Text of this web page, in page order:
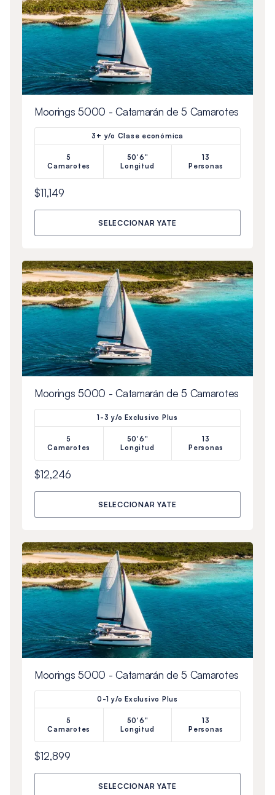
Moorings 5000 - Catamarán de 5 Camarotes
3+ y/o Clase económica
5
Camarotes
50'6"
Longitud
13
Personas
$11,149
SELECCIONAR YATE
Moorings 5000 - Catamarán de 5 Camarotes
1-3 y/o Exclusivo Plus
5
Camarotes
50'6"
Longitud
13
Personas
$12,246
SELECCIONAR YATE
Moorings 5000 - Catamarán de 5 Camarotes
0-1 y/o Exclusivo Plus
5
Camarotes
50'6"
Longitud
13
Personas
$12,899
SELECCIONAR YATE